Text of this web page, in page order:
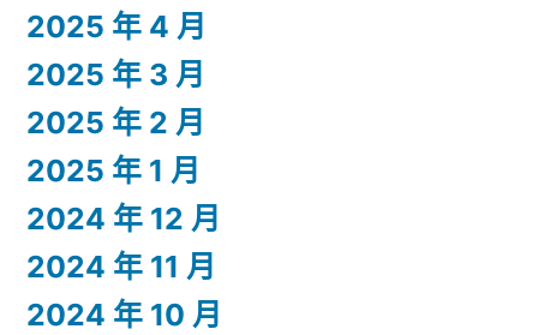
2025 年 4 月
2025 年 3 月
2025 年 2 月
2025 年 1 月
2024 年 12 月
2024 年 11 月
2024 年 10 月